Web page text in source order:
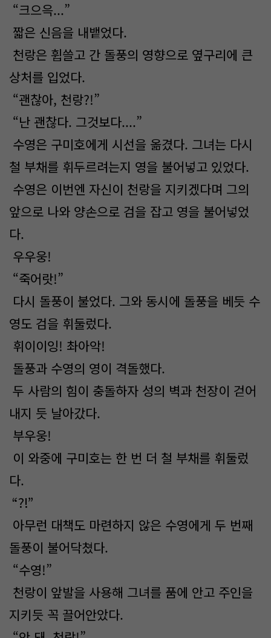
“크으윽...”
짧은 신음을 내뱉었다.
천랑은 휩쓸고 간 돌풍의 영향으로 옆구리에 큰
상처를 입었다.
“괜찮아, 천랑?!”
“난 괜찮다. 그것보다....”
수영은 구미호에게 시선을 옮겼다. 그녀는 다시
철 부채를 휘두르려는지 영을 불어넣고 있었다.
수영은 이번엔 자신이 천랑을 지키겠다며 그의
앞으로 나와 양손으로 검을 잡고 영을 불어넣었
다.
우우웅!
“죽어랏!”
다시 돌풍이 불었다. 그와 동시에 돌풍을 베듯 수
영도 검을 휘둘렀다.
휘이이잉! 촤아악!
돌풍과 수영의 영이 격돌했다.
두 사람의 힘이 충돌하자 성의 벽과 천장이 걷어
내지 듯 날아갔다.
부우웅!
이 와중에 구미호는 한 번 더 철 부채를 휘둘렀
다.
“?!”
아무런 대책도 마련하지 않은 수영에게 두 번째
돌풍이 불어닥쳤다.
“수영!”
천랑이 앞발을 사용해 그녀를 품에 안고 주인을
지키듯 꼭 끌어안았다.